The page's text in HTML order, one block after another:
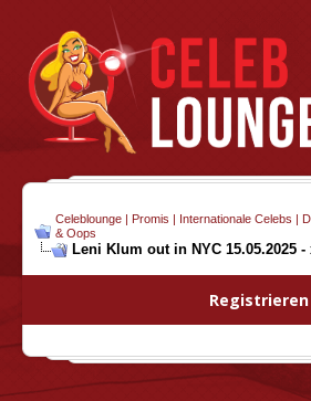
Celeblounge | Promis | Internationale Celebs |
& Oops
Leni Klum out in NYC 15.05.2025 -
Registrieren